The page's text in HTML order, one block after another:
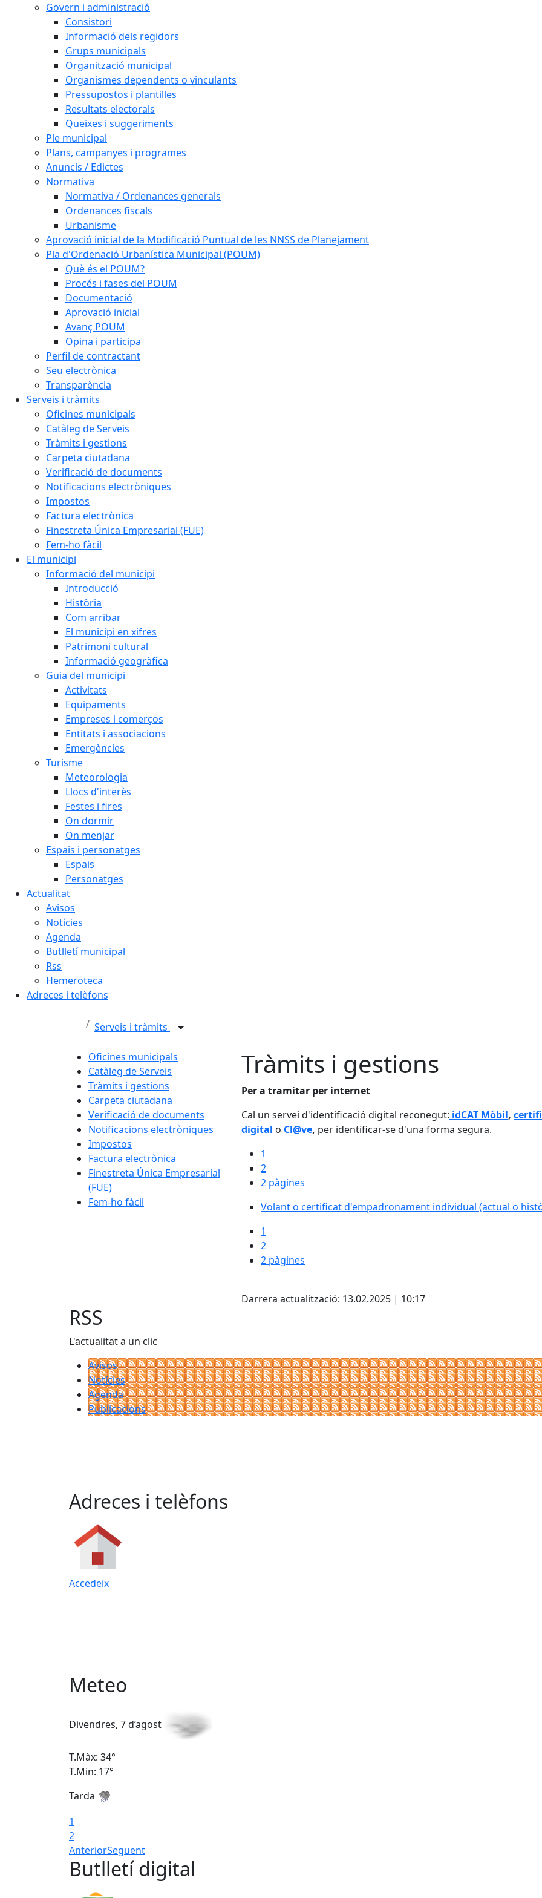
Govern i administració
Consistori
Informació dels regidors
Grups municipals
Organització municipal
Organismes dependents o vinculants
Pressupostos i plantilles
Resultats electorals
Queixes i suggeriments
Ple municipal
Plans, campanyes i programes
Anuncis / Edictes
Normativa
Normativa / Ordenances generals
Ordenances fiscals
Urbanisme
Aprovació inicial de la Modificació Puntual de les NNSS de Planejament
Pla d'Ordenació Urbanística Municipal (POUM)
Què és el POUM?
Procés i fases del POUM
Documentació
Aprovació inicial
Avanç POUM
Opina i participa
Perfil de contractant
Seu electrònica
Transparència
Serveis i tràmits
Oficines municipals
Catàleg de Serveis
Tràmits i gestions
Carpeta ciutadana
Verificació de documents
Notificacions electròniques
Impostos
Factura electrònica
Finestreta Única Empresarial (FUE)
Fem-ho fàcil
El municipi
Informació del municipi
Introducció
Història
Com arribar
El municipi en xifres
Patrimoni cultural
Informació geogràfica
Guia del municipi
Activitats
Equipaments
Empreses i comerços
Entitats i associacions
Emergències
Turisme
Meteorologia
Llocs d'interès
Festes i fires
On dormir
On menjar
Espais i personatges
Espais
Personatges
Actualitat
Avisos
Notícies
Agenda
Butlletí municipal
Rss
Hemeroteca
Adreces i telèfons
Serveis i tràmits
Oficines municipals
Catàleg de Serveis
Tràmits i gestions
Carpeta ciutadana
Verificació de documents
Notificacions electròniques
Impostos
Factura electrònica
Finestreta Única Empresarial
(FUE)
Fem-ho fàcil
Tràmits i gestions
Per a tramitar per internet
Cal un servei d'identificació digital reconegut: idCAT Mòbil,
digital o Cl@ve, per identificar-se d'una forma segura.
1
2
2 pàgines
Volant o certificat d'empadronament individual (actual o
1
2
2 pàgines
Darrera actualització: 13.02.2025 | 10:17
RSS
L'actualitat a un clic
Avisos
Notícies
Agenda
Publicacions
Adreces i telèfons
Accedeix
Meteo
Divendres, 7 d’agost
T.Màx: 34°
T.Min: 17°
Tarda
1
2
AnteriorSegüent
Butlletí digital